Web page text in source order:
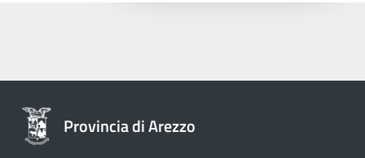
Provincia di Arezzo